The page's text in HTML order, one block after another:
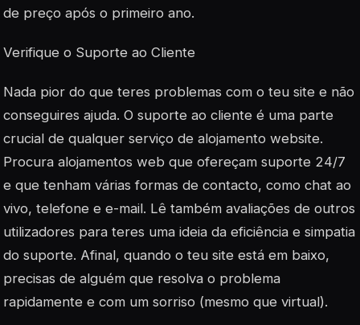
de preço após o primeiro ano.
Verifique o Suporte ao Cliente
Nada pior do que teres problemas com o teu site e não
conseguires ajuda. O suporte ao cliente é uma parte
crucial de qualquer serviço de alojamento website.
Procura alojamentos web que ofereçam suporte 24/7
e que tenham várias formas de contacto, como chat ao
vivo, telefone e e-mail. Lê também avaliações de outros
utilizadores para teres uma ideia da eficiência e simpatia
do suporte. Afinal, quando o teu site está em baixo,
precisas de alguém que resolva o problema
rapidamente e com um sorriso (mesmo que virtual).